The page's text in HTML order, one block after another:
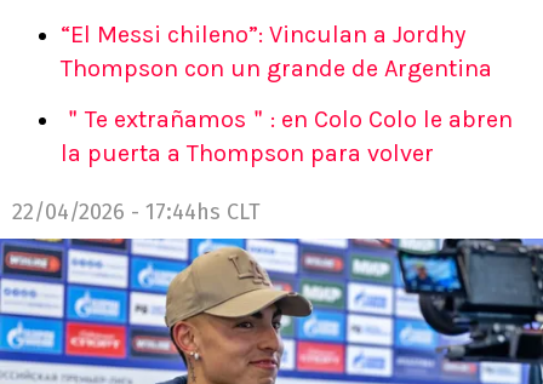
“El Messi chileno”: Vinculan a Jordhy
Thompson con un grande de Argentina
＂Te extrañamos＂: en Colo Colo le abren
la puerta a Thompson para volver
22/04/2026 - 17:44hs CLT